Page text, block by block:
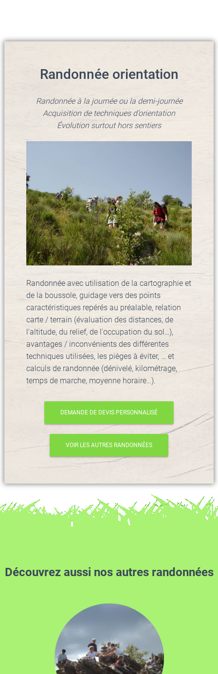
Randonnée orientation
Randonnée à la journée ou la demi-journée
Acquisition de techniques d’orientation
Évolution surtout hors sentiers
Randonnée avec utilisation de la cartographie et
de la boussole, guidage vers des points
caractéristiques repérés au préalable, relation
carte / terrain (évaluation des distances, de
l'altitude, du relief, de l'occupation du sol…),
avantages / inconvénients des différentes
techniques utilisées, les pièges à éviter, … et
calculs de randonnée (dénivelé, kilométrage,
temps de marche, moyenne horaire…).
DEMANDE DE DEVIS PERSONNALISÉ
VOIR LES AUTRES RANDONNÉES
Découvrez aussi nos autres randonnées